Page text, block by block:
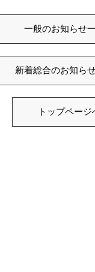
一般のお知らせ
新着総合のお知ら
トップページ